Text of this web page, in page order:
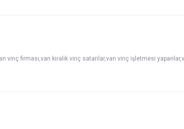
vinç firması,van kiralık vinç satanlar,van vinç işletmesi